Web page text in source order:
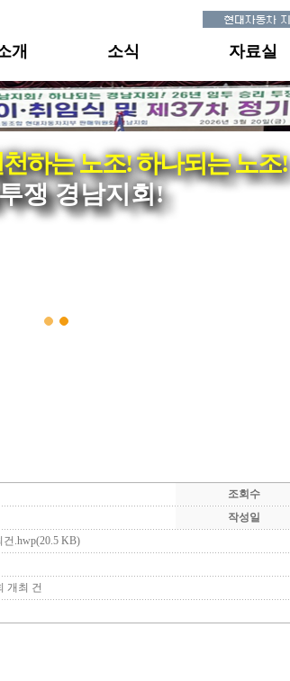
개 소식 자료실
하는 노조! 하나되는 노조!
쟁 경남지회!
조회수
작성일
건.hwp(20.5 KB)
개최 건